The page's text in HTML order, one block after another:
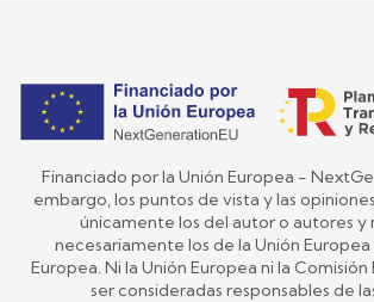
Financiado por la Unión Europea -
embargo, los puntos de vista y las
únicamente los del autor o autores y
necesariamente los de la Unión Europea
Europea. Ni la Unión Europea ni la
ser consideradas responsables de